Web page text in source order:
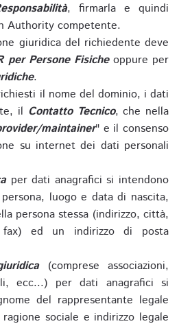
, firmarla e quindi
Authority competente.
giuridica del richiedente deve
per Persone Fisicheoppure per
.
il nome del dominio, i dati
il Contatto Tecnico, che nella
maintainer" e il consenso
su internet dei dati personali
per dati anagrafici si intendono
luogo e data di nascita,
persona stessa (indirizzo, città,
ed un indirizzo di posta
(comprese associazioni,
ecc...) per dati anagrafici si
del rappresentante legale
sociale e indirizzo legale